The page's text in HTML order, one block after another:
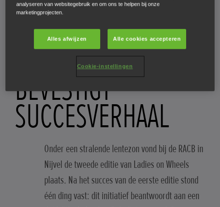
13.05.26
LADIES ON WHEELS:
TWEEDE EDITIE
BEVESTIGT
SUCCESVERHAAL
Onder een stralende lentezon vond bij de RACB in
Nijvel de tweede editie van Ladies on Wheels
plaats. Na het succes van de eerste editie stond
één ding vast: dit initiatief beantwoordt aan een
analyseren van websitegebruik en om ons te helpen bij onze
marketingprojecten.
Alles afwijzen Alle cookies accepteren
Cookie-instellingen